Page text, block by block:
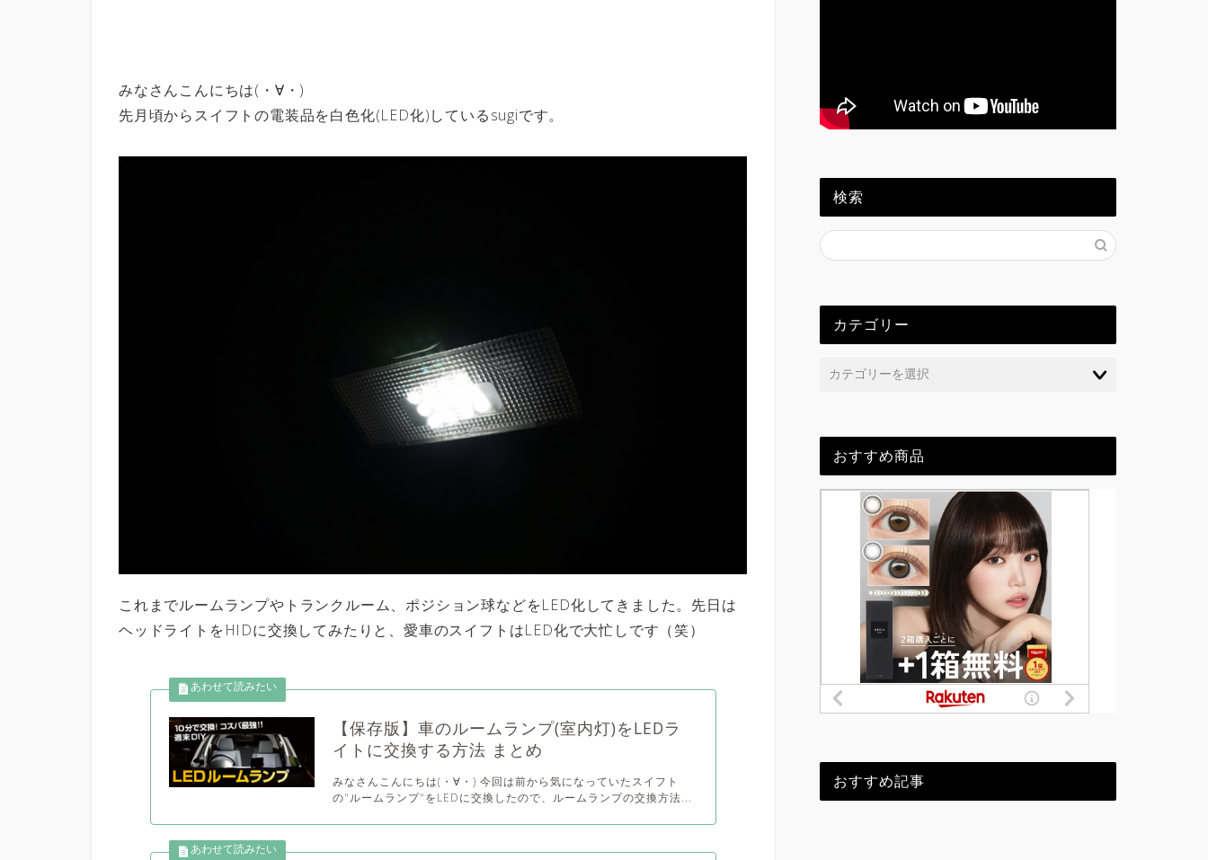
みなさんこんにちは(・∀・)
先月頃からスイフトの電装品を白色化(LED化)しているsugiです。
これまでルームランプやトランクルーム、ポジション球などをLED化してきました。先日は
ヘッドライトをHIDに交換してみたりと、愛車のスイフトはLED化で大忙しです（笑）
【保存版】車のルームランプ(室内灯)をLEDラ
イトに交換する方法 まとめ
みなさんこんにちは(・∀・) 今回は前から気になっていたスイフト
の"ルームランプ"をLEDに交換したので、ルームランプの交換方法...
検索
カテゴリー
おすすめ商品
おすすめ記事